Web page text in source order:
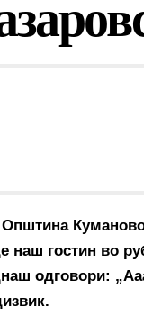
гостин во
одговори: